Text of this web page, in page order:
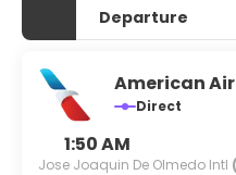
Departure
American
Direct
1:50 AM
Jose Joaquin De Olmedo Intl